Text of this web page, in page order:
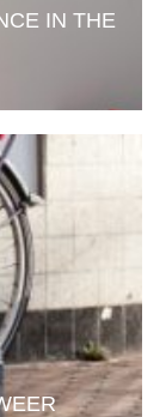
IN THE